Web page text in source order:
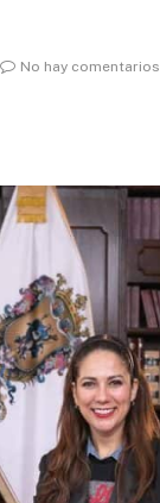
No hay comentarios